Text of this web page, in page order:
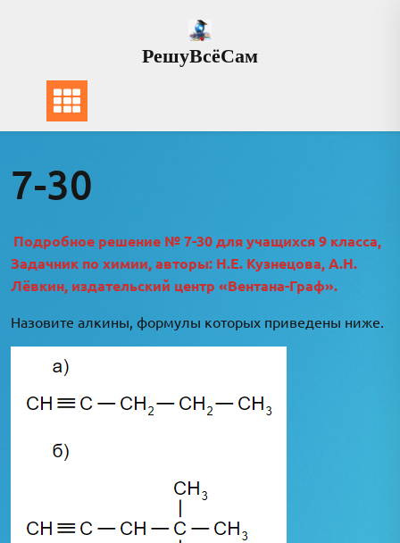
РешуВсёСам
7-30
Подробное решение № 7-30 для учащихся 9 класса,
Задачник по химии, авторы: Н.Е. Кузнецова, А.Н.
Лёвкин, издательский центр «Вентана-Граф».
Назовите алкины, формулы которых приведены ниже.